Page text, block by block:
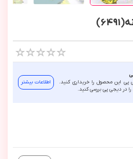
پی این محصول را خریداری کنید.
را در دیجی پی بررسی کنید.
اطلاعات بیشتر